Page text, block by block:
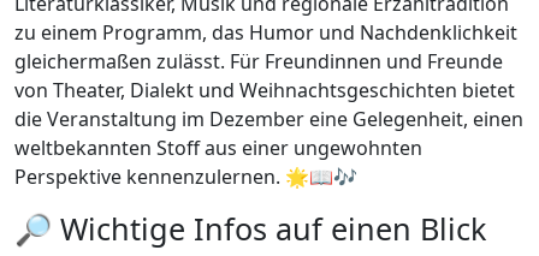
zu einem Programm, das Humor und Nachdenklichkeit
gleichermaßen zulässt. Für Freundinnen und Freunde
von Theater, Dialekt und Weihnachtsgeschichten bietet
die Veranstaltung im Dezember eine Gelegenheit, einen
weltbekannten Stoff aus einer ungewohnten
Perspektive kennenzulernen. 🌟📖🎶
🔎 Wichtige Infos auf einen Blick